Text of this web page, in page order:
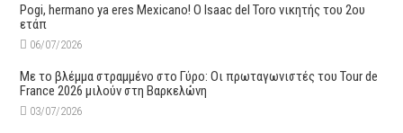
Pogi, hermano ya eres Mexicano! Ο Ιsaac del Toro νικητής του 2ου
ετάπ
06/07/2026
Με το βλέμμα στραμμένο στο Γύρο: Οι πρωταγωνιστές του Tour de
France 2026 μιλούν στη Βαρκελώνη
03/07/2026